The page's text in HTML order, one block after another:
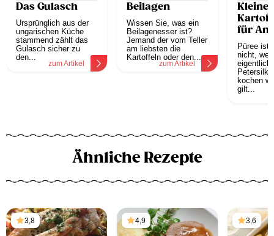
Das Gulasch
Ursprünglich aus der
ungarischen Küche
stammend zählt das
Gulasch sicher zu
den...
zum Artikel
Beilagen
Wissen Sie, was ein
Beilagenesser ist?
Jemand der vom Teller
am liebsten die
Kartoffeln oder den...
zum Artikel
Kleine
für
Püree ist
nicht,
eigentlich
kochen
gilt...
Ähnliche Rezepte
3,8 4,9 3,6